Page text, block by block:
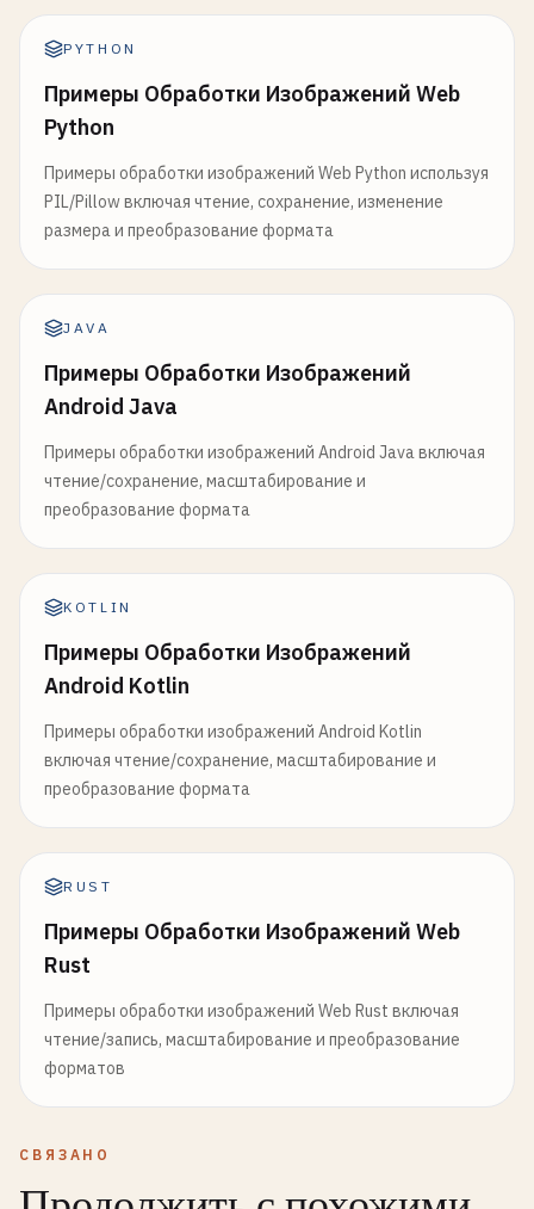
PYTHON
Примеры Обработки Изображений Web
Python
Примеры обработки изображений Web Python используя
PIL/Pillow включая чтение, сохранение, изменение
размера и преобразование формата
JAVA
Примеры Обработки Изображений
Android Java
Примеры обработки изображений Android Java включая
чтение/сохранение, масштабирование и
преобразование формата
KOTLIN
Примеры Обработки Изображений
Android Kotlin
Примеры обработки изображений Android Kotlin
включая чтение/сохранение, масштабирование и
преобразование формата
RUST
Примеры Обработки Изображений Web
Rust
Примеры обработки изображений Web Rust включая
чтение/запись, масштабирование и преобразование
форматов
СВЯЗАНО